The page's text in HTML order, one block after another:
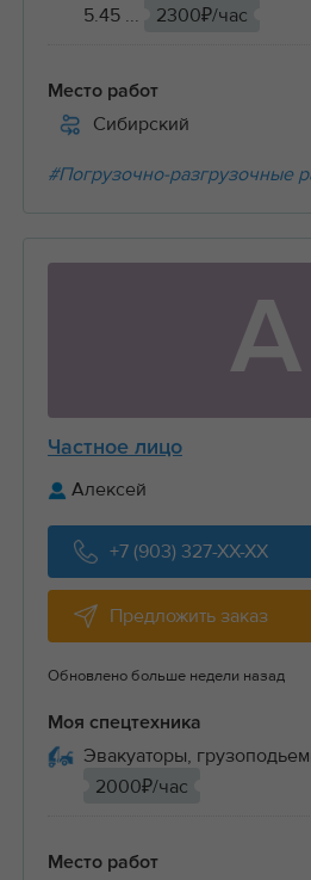
5.45 ...
2300₽/час
Место работ
Сибирский
#Погрузочно-разгрузочные
А
Частное лицо
Алексей
+7 (903) 327-XX-XX
Предложить заказ
Обновлено больше недели назад
Моя спецтехника
Эвакуаторы,
2000₽/час
Место работ